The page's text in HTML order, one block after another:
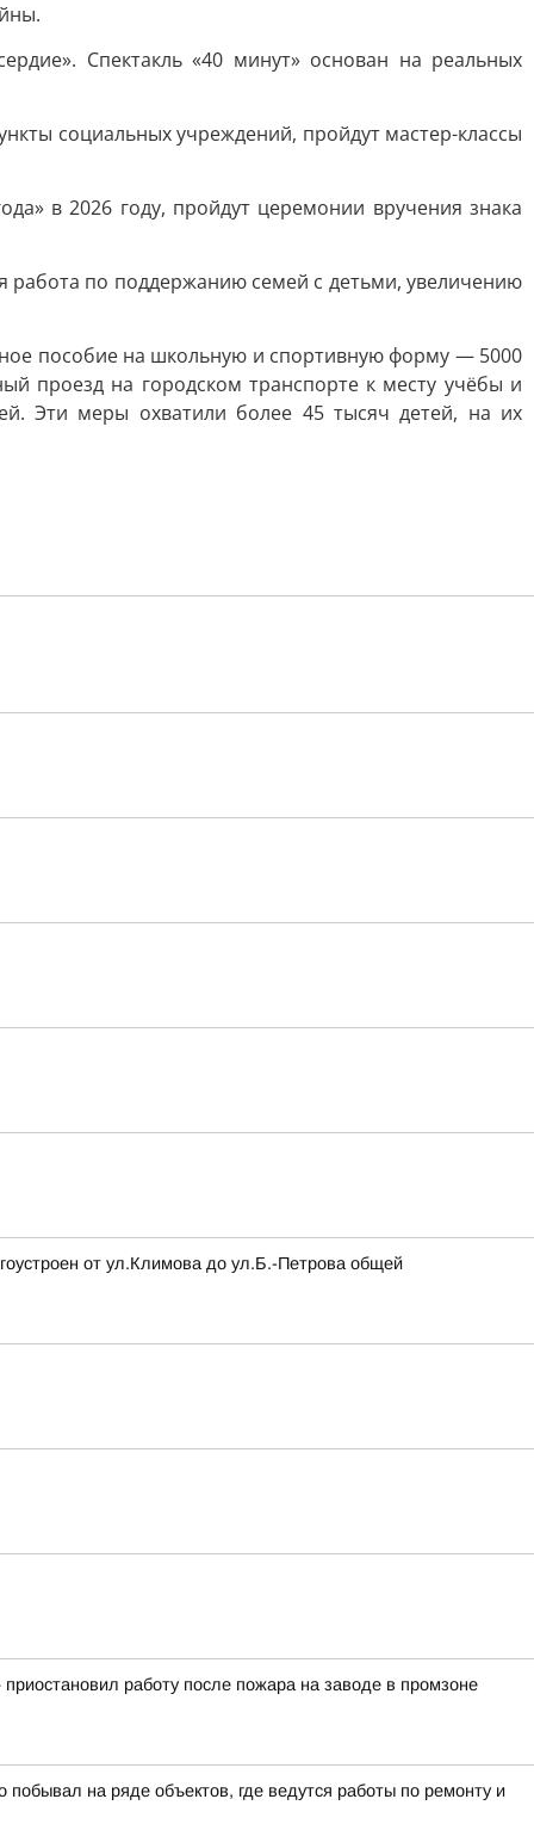
Спектакль «40 минут» основан на реальных
социальных учреждений, пройдут мастер-классы
в 2026 году, пройдут церемонии вручения знака
работа по поддержанию семей с детьми, увеличению
пособие на школьную и спортивную форму — 5000
проезд на городском транспорте к месту учёбы и
Эти меры охватили более 45 тысяч детей, на их
от ул.Климова до ул.Б.-Петрова общей
работу после пожара на заводе в промзоне
побывал на ряде объектов, где ведутся работы по ремонту и